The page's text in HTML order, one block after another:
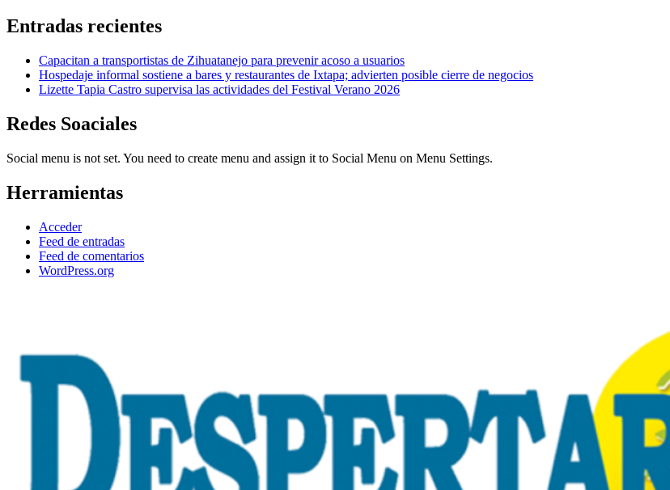
Entradas recientes
Capacitan a transportistas de Zihuatanejo para prevenir acoso a usuarios
Hospedaje informal sostiene a bares y restaurantes de Ixtapa; advierten posible cierre de negocios
Lizette Tapia Castro supervisa las actividades del Festival Verano 2026
Redes Soaciales
Social menu is not set. You need to create menu and assign it to Social Menu on Menu Settings.
Herramientas
Acceder
Feed de entradas
Feed de comentarios
WordPress.org